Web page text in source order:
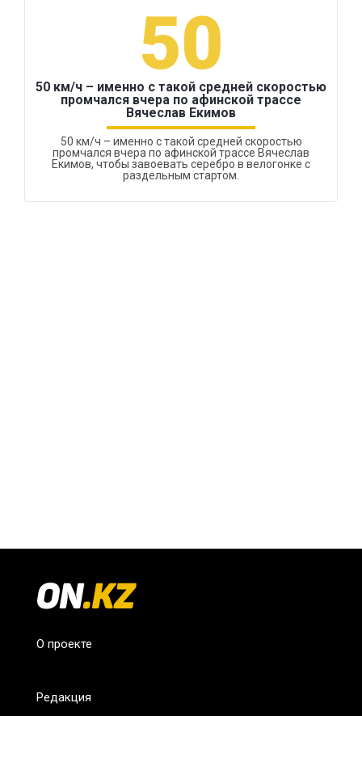
50
50 км/ч – именно с такой средней скоростью
промчался вчера по афинской трассе
Вячеслав Екимов
50 км/ч – именно с такой средней скоростью
промчался вчера по афинской трассе Вячеслав
Екимов, чтобы завоевать серебро в велогонке с
раздельным стартом.
О проекте
Редакция